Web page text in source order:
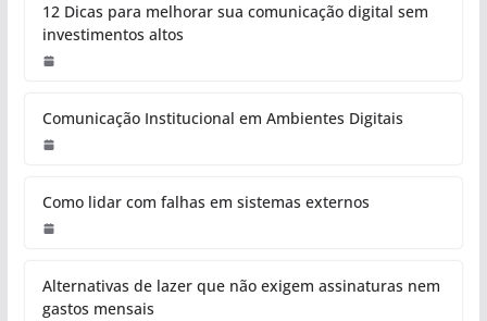
12 Dicas para melhorar sua comunicação digital sem
investimentos altos
Comunicação Institucional em Ambientes Digitais
Como lidar com falhas em sistemas externos
Alternativas de lazer que não exigem assinaturas nem
gastos mensais